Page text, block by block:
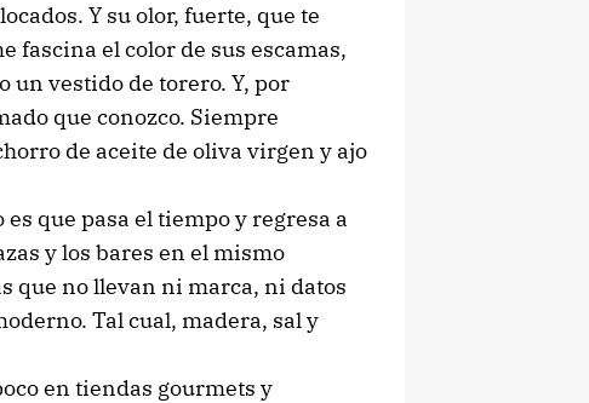
Y su olor, fuerte, que te
fascina el color de sus escamas,
un vestido de torero. Y, por
que conozco. Siempre
de aceite de oliva virgen y ajo
que pasa el tiempo y regresa a
y los bares en el mismo
que no llevan ni marca, ni datos
Tal cual, madera, sal y
en tiendas gourmets y